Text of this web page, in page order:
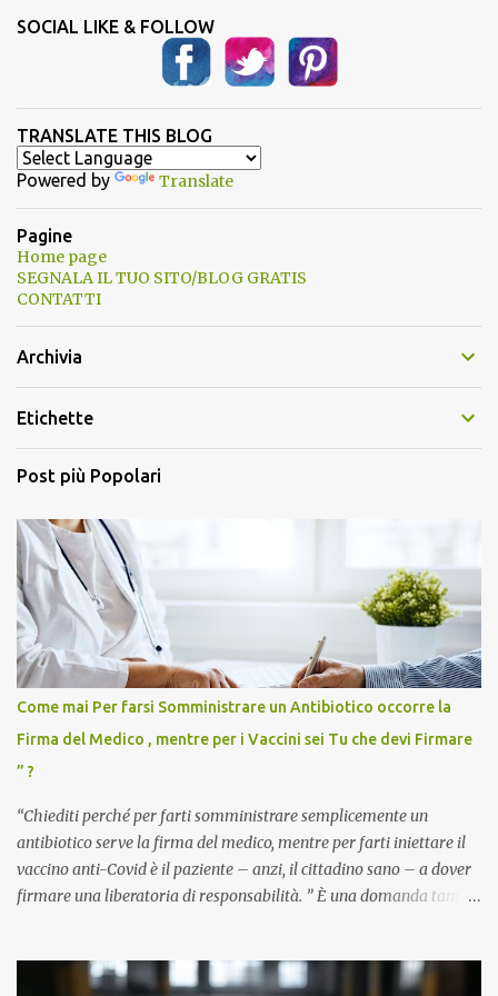
SOCIAL LIKE & FOLLOW
TRANSLATE THIS BLOG
Powered by Translate
Pagine
Home page
SEGNALA IL TUO SITO/BLOG GRATIS
CONTATTI
Archivia
Etichette
Post più Popolari
Come mai Per farsi Somministrare un Antibiotico occorre la
Firma del Medico , mentre per i Vaccini sei Tu che devi Firmare
” ?
“Chiediti perché per farti somministrare semplicemente un
antibiotico serve la firma del medico, mentre per farti iniettare il
vaccino anti-Covid è il paziente – anzi, il cittadino sano – a dover
firmare una liberatoria di responsabilità. ” È una domanda tanto
pandemia. Un interrogativo che dovrebbe scuotere chiunque abbia